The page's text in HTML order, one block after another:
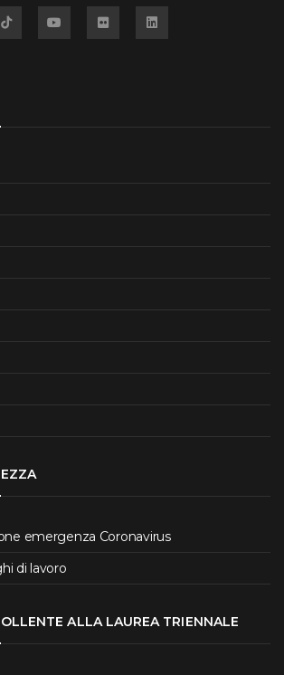
emergenza Coronavirus
di lavoro
ALLA LAUREA TRIENNALE